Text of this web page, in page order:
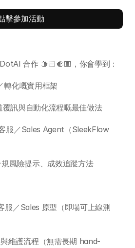
擊參加活動
合作 🫱🏻‍🫲🏼，你會學到：
轉化嘅實用框架
訊與自動化流程嘅最佳做法
服／Sales Agent（SleekFlow
風險提示、成效追蹤方法
服／Sales 原型（即場可上線測
維護流程（無需長期 hand-